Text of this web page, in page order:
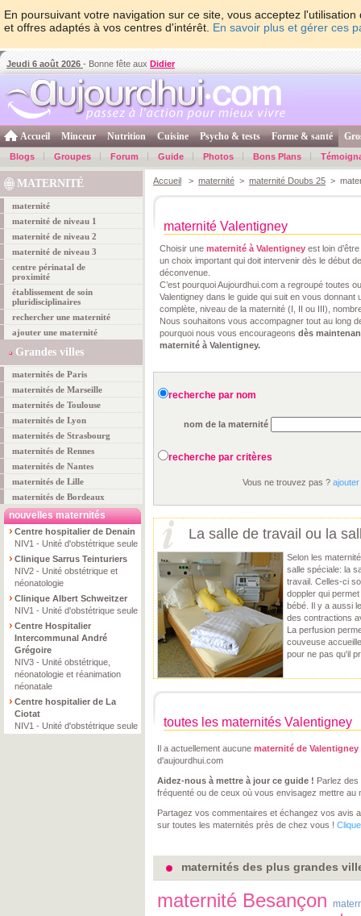
En poursuivant votre navigation sur ce site, vous acceptez
et offres adaptés à vos centres d'intérêt. En savoir plus et gérer ces
Jeudi 6 août 2026 - Bonne fête aux Didier
Accueil Minceur Nutrition Cuisine Psycho & tests Forme & santé
Blogs Groupes Forum Guide Photos Bons Plans
MATERNITÉ
maternité
maternité de niveau 1
maternité de niveau 2
maternité de niveau 3
centre périnatal de
proximité
établissement de soin
pluridisciplinaires
rechercher une maternité
ajouter une maternité
Grandes villes
maternités de Paris
maternités de Marseille
maternités de Toulouse
maternités de Lyon
maternités de Strasbourg
maternités de Rennes
maternités de Nantes
maternités de Lille
maternités de Bordeaux
nouvelles maternités
Centre hospitalier de Denain
NIV1 - Unité d'obstétrique seule
Clinique Sarrus Teinturiers
NIV2 - Unité obstétrique et
néonatologie
Clinique Albert Schweitzer
NIV1 - Unité d'obstétrique seule
Centre Hospitalier
Intercommunal André
Grégoire
NIV3 - Unité obstétrique,
néonatologie et réanimation
néonatale
Centre hospitalier de La
Ciotat
NIV1 - Unité d'obstétrique seule
Accueil > maternité > maternité Doubs 25 >
maternité Valentigney
Choisir une maternité à Valentigney est loin
un choix important qui doit intervenir dès le début
déconvenue.
C’est pourquoi Aujourdhui.com a regroupé toutes
Valentigney dans le guide qui suit en vous donnant
complète, niveau de la maternité (I, II ou III),
Nous souhaitons vous accompagner tout au long
pourquoi nous vous encourageons dès
maternité à Valentigney.
recherche par nom
nom de la maternité
recherche par critères
Vous ne trouvez pas ?
La salle de travail ou la
Selon les
salle spéciale: la
travail. Celles-ci
doppler qui
bébé. Il y a aussi
des contractions
La perfusion
couveuse
pour ne pas qu'il
toutes les maternités Valentigney
Il a actuellement aucune maternité de Valentigney
d'aujourdhui.com
Aidez-nous à mettre à jour ce guide ! Parlez
fréquenté ou de ceux où vous envisagez mettre au
Partagez vos commentaires et échangez vos avis
sur toutes les maternités près de chez vous !
maternités des plus grandes
maternité Besançon